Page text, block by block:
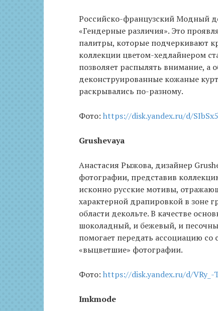
Российско-французский Модный
«Гендерные различия». Это
палитры, которые подчеркивают
коллекции цветом-хедлайнером
позволяет распылять внимание, а
деконструированные кожаные
раскрывались по-разному.
Фото: https://disk.yandex.ru/d/
Grushevaya
Анастасия Рыжова, дизайнер
фотографии, представив
исконно русские мотивы,
характерной драпировкой в зоне
области декольте. В качестве
шоколадный, и бежевый, и
помогает передать ассоциацию
«выцветшие» фотографии.
Фото: https://disk.yandex.ru/d/VRy_-
Imkmode